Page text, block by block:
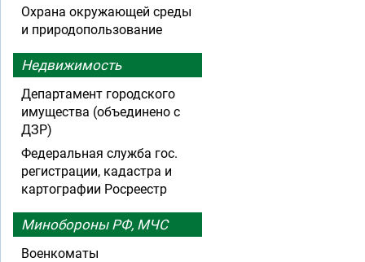
Охрана окружающей среды
и природопользование
Недвижимость
Департамент городского
имущества (объединено с
ДЗР)
Федеральная служба гос.
регистрации, кадастра и
картографии Росреестр
Минобороны РФ, МЧС
Военкоматы